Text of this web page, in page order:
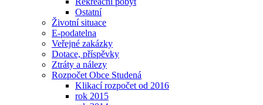
Ostatní
Životní situace
E-podatelna
Veřejné zakázky
Dotace, příspěvky
Ztráty a nálezy
Rozpočet Obce Studená
Klikací rozpočet od 2016
rok 2015